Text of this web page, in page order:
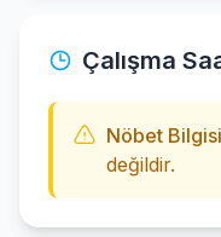
Çalışma
Nöbet
değildir.